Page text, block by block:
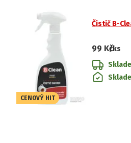
CENOVÝ HIT
Čistič B-
99 Kč/ks